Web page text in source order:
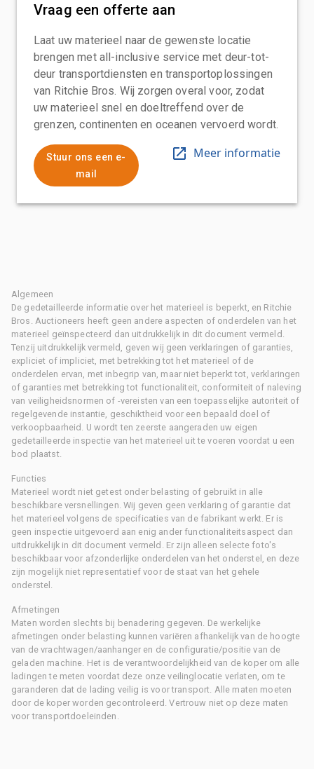
Vraag een offerte aan
Laat uw materieel naar de gewenste locatie
brengen met all-inclusive service met deur-tot-
deur transportdiensten en transportoplossingen
van Ritchie Bros. Wij zorgen overal voor, zodat
uw materieel snel en doeltreffend over de
grenzen, continenten en oceanen vervoerd wordt.
Stuur ons een e-
mail
Meer informatie
Algemeen
De gedetailleerde informatie over het materieel is beperkt, en Ritchie
Bros. Auctioneers heeft geen andere aspecten of onderdelen van het
materieel geïnspecteerd dan uitdrukkelijk in dit document vermeld.
Tenzij uitdrukkelijk vermeld, geven wij geen verklaringen of garanties,
expliciet of impliciet, met betrekking tot het materieel of de
onderdelen ervan, met inbegrip van, maar niet beperkt tot, verklaringen
of garanties met betrekking tot functionaliteit, conformiteit of naleving
van veiligheidsnormen of -vereisten van een toepasselijke autoriteit of
regelgevende instantie, geschiktheid voor een bepaald doel of
verkoopbaarheid. U wordt ten zeerste aangeraden uw eigen
gedetailleerde inspectie van het materieel uit te voeren voordat u een
bod plaatst.
Functies
Materieel wordt niet getest onder belasting of gebruikt in alle
beschikbare versnellingen. Wij geven geen verklaring of garantie dat
het materieel volgens de specificaties van de fabrikant werkt. Er is
geen inspectie uitgevoerd aan enig ander functionaliteitsaspect dan
uitdrukkelijk in dit document vermeld. Er zijn alleen selecte foto's
beschikbaar voor afzonderlijke onderdelen van het onderstel, en deze
zijn mogelijk niet representatief voor de staat van het gehele
onderstel.
Afmetingen
Maten worden slechts bij benadering gegeven. De werkelijke
afmetingen onder belasting kunnen variëren afhankelijk van de hoogte
van de vrachtwagen/aanhanger en de configuratie/positie van de
geladen machine. Het is de verantwoordelijkheid van de koper om alle
ladingen te meten voordat deze onze veilinglocatie verlaten, om te
garanderen dat de lading veilig is voor transport. Alle maten moeten
door de koper worden gecontroleerd. Vertrouw niet op deze maten
voor transportdoeleinden.